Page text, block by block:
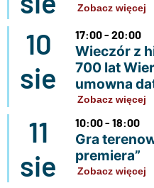
Zobacz więcej
10
sie
17:00 - 20:00
Wieczór z
700 lat
umowna
Zobacz więcej
11
sie
10:00 - 18:00
Gra
premiera”
Zobacz więcej